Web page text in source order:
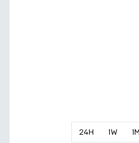
24H 1W 1M